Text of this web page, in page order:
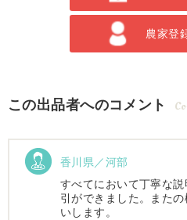
農家登
この出品者へのコメント
香川県／河部
すべてにおいて丁寧な
引ができました。また
いします。